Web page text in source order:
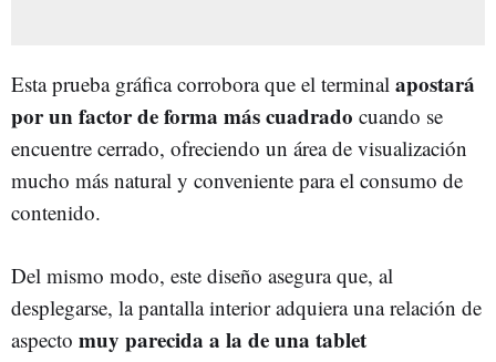
Esta prueba gráfica corrobora que el terminal apostará
por un factor de forma más cuadrado cuando se
encuentre cerrado, ofreciendo un área de visualización
mucho más natural y conveniente para el consumo de
contenido.
Del mismo modo, este diseño asegura que, al
desplegarse, la pantalla interior adquiera una relación de
aspecto muy parecida a la de una tablet